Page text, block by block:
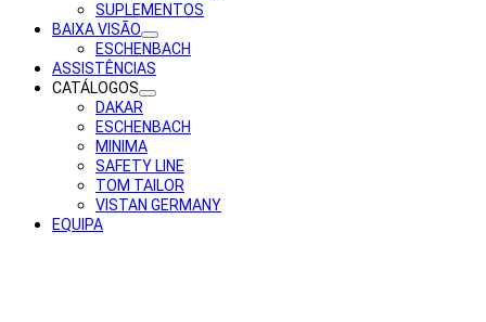
SUPLEMENTOS
BAIXA VISÃO
ESCHENBACH
ASSISTÊNCIAS
CATÁLOGOS
DAKAR
ESCHENBACH
MINIMA
SAFETY LINE
TOM TAILOR
VISTAN GERMANY
EQUIPA